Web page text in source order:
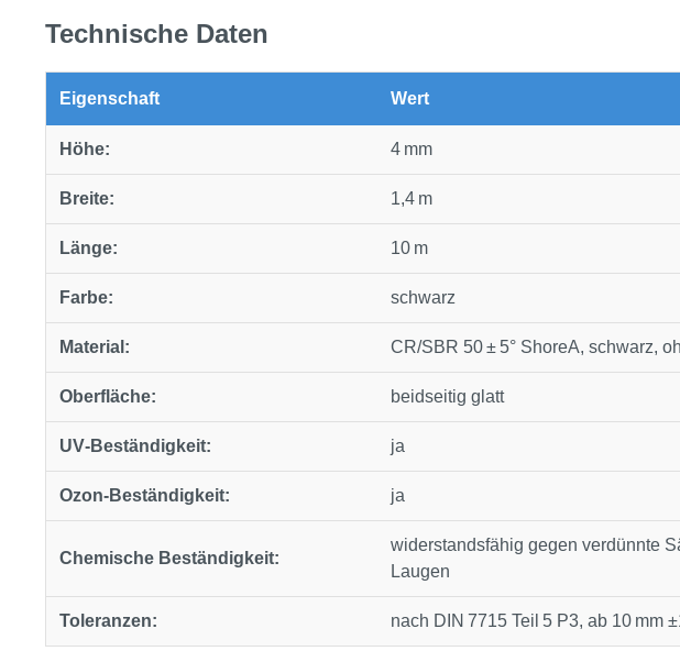
Technische Daten
Eigenschaft Wert
Höhe: 4 mm
Breite: 1,4 m
Länge: 10 m
Farbe: schwarz
Material: CR/SBR 50 ± 5° ShoreA, schwarz,
Oberfläche: beidseitig glatt
UV‑Beständigkeit: ja
Ozon‑Beständigkeit: ja
Chemische Beständigkeit:
widerstandsfähig gegen verdünnte
Laugen
Toleranzen: nach DIN 7715 Teil 5 P3, ab 10 mm